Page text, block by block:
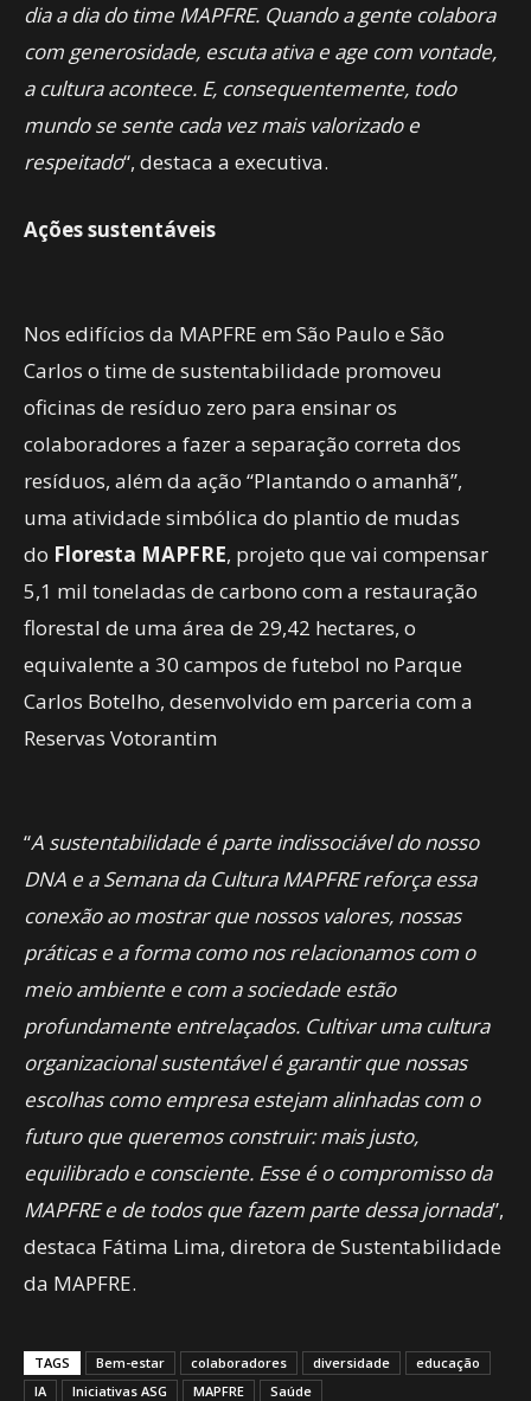
dia a dia do time MAPFRE. Quando a gente colabora
com generosidade, escuta ativa e age com vontade,
a cultura acontece. E, consequentemente, todo
mundo se sente cada vez mais valorizado e
respeitado“, destaca a executiva.
Ações sustentáveis
Nos edifícios da MAPFRE em São Paulo e São
Carlos o time de sustentabilidade promoveu
oficinas de resíduo zero para ensinar os
colaboradores a fazer a separação correta dos
resíduos, além da ação “Plantando o amanhã”,
uma atividade simbólica do plantio de mudas
do Floresta MAPFRE, projeto que vai compensar
5,1 mil toneladas de carbono com a restauração
florestal de uma área de 29,42 hectares, o
equivalente a 30 campos de futebol no Parque
Carlos Botelho, desenvolvido em parceria com a
Reservas Votorantim
“A sustentabilidade é parte indissociável do nosso
DNA e a Semana da Cultura MAPFRE reforça essa
conexão ao mostrar que nossos valores, nossas
práticas e a forma como nos relacionamos com o
meio ambiente e com a sociedade estão
profundamente entrelaçados. Cultivar uma cultura
organizacional sustentável é garantir que nossas
escolhas como empresa estejam alinhadas com o
futuro que queremos construir: mais justo,
equilibrado e consciente. Esse é o compromisso da
MAPFRE e de todos que fazem parte dessa jornada”,
destaca Fátima Lima, diretora de Sustentabilidade
da MAPFRE.
TAGS Bem-estar colaboradores diversidade
educação
IA
Iniciativas ASG MAPFRE Saúde